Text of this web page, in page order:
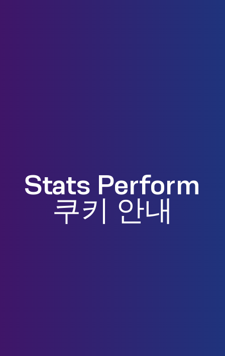
Stats Perform
쿠키 안내